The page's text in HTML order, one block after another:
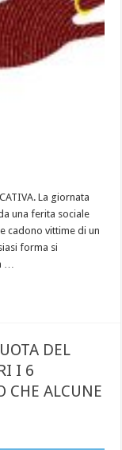
La giornata
una ferita sociale
cadono vittime di un
forma si
…
DEL
I 6
CHE ALCUNE